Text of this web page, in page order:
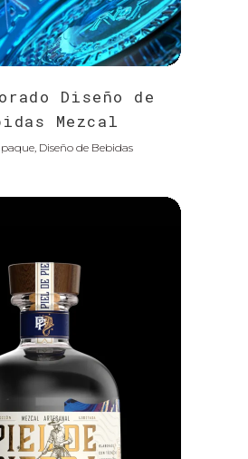
Diseño de
Mezcal
Diseño de Bebidas